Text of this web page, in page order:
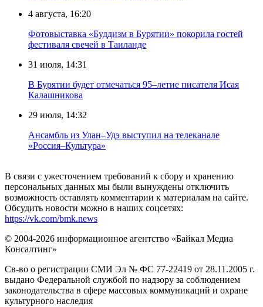
4 августа, 16:20
Фотовыставка «Буддизм в Бурятии» покорила гостей
фестиваля свечей в Таиланде
31 июля, 14:31
В Бурятии будет отмечаться 95–летие писателя Исая
Калашникова
29 июля, 14:32
Ансамбль из Улан–Удэ выступил на телеканале
«Россия–Культура»
В связи с ужесточением требований к сбору и хранению
персональных данных мы были вынуждены отключить
возможность оставлять комментарии к материалам на сайте.
Обсудить новости можно в наших соцсетях:
https://vk.com/bmk.news
© 2004-2026 информационное агентство «Байкал Медиа
Консалтинг»
Св-во о регистрации СМИ Эл № ФС 77-22419 от 28.11.2005 г.
выдано Федеральной службой по надзору за соблюдением
законодательства в сфере массовых коммуникаций и охране
культурного наследия